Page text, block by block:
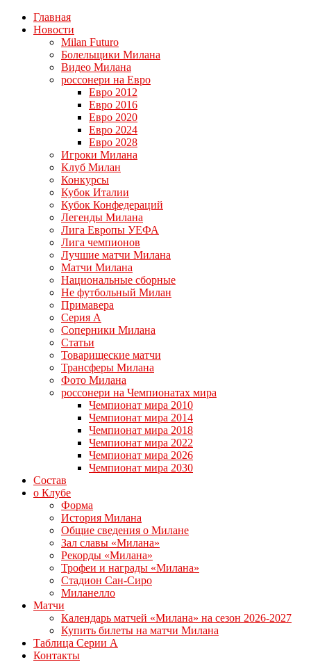
Главная
Новости
Milan Futuro
Болельщики Милана
Видео Милана
россонери на Евро
Евро 2012
Евро 2016
Евро 2020
Евро 2024
Евро 2028
Игроки Милана
Клуб Милан
Конкурсы
Кубок Италии
Кубок Конфедераций
Легенды Милана
Лига Европы УЕФА
Лига чемпионов
Лучшие матчи Милана
Матчи Милана
Национальные сборные
Не футбольный Милан
Примавера
Серия А
Соперники Милана
Статьи
Товарищеские матчи
Трансферы Милана
Фото Милана
россонери на Чемпионатах мира
Чемпионат мира 2010
Чемпионат мира 2014
Чемпионат мира 2018
Чемпионат мира 2022
Чемпионат мира 2026
Чемпионат мира 2030
Состав
о Клубе
Форма
История Милана
Общие сведения о Милане
Зал славы «Милана»
Рекорды «Милана»
Трофеи и награды «Милана»
Стадион Сан-Сиро
Миланелло
Матчи
Календарь матчей «Милана» на сезон 2026-2027
Купить билеты на матчи Милана
Таблица Серии А
Контакты